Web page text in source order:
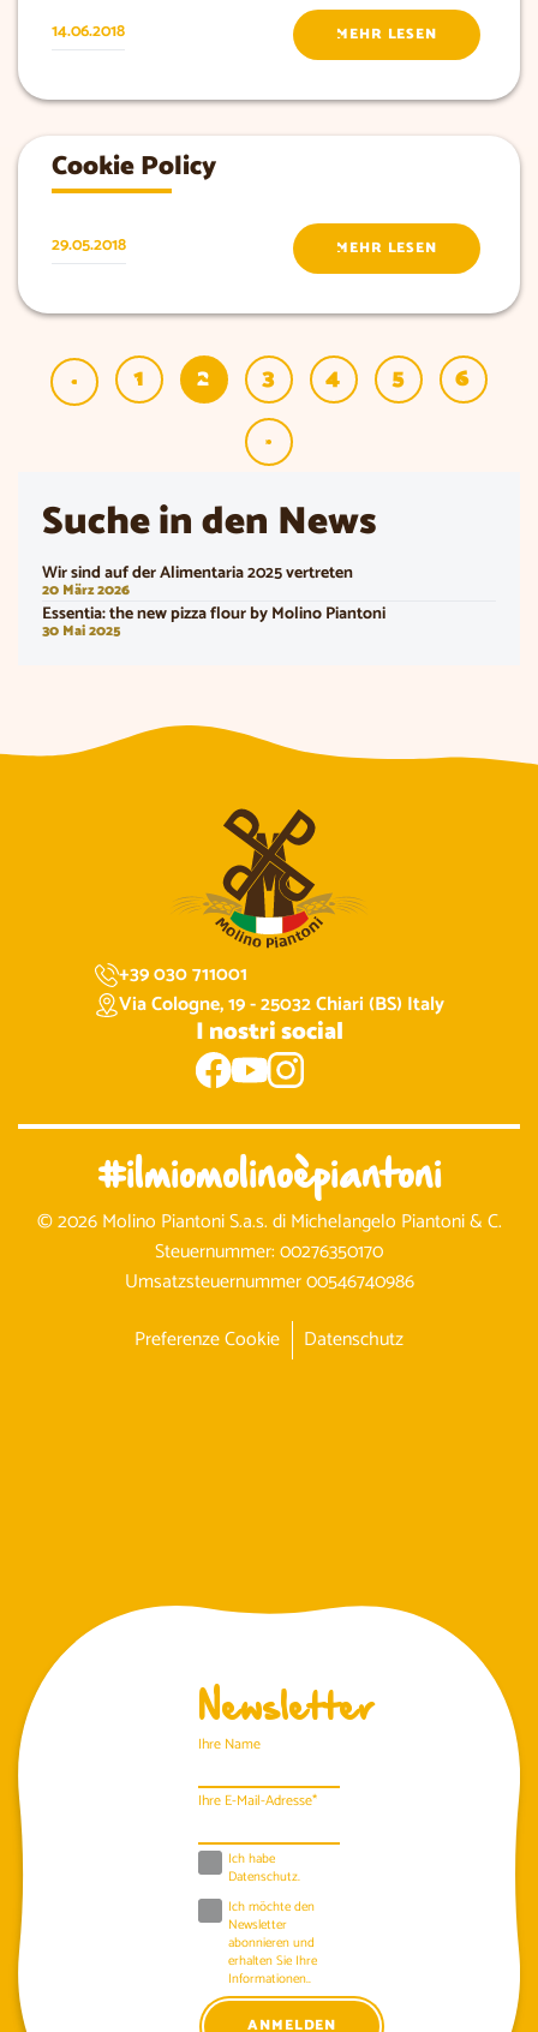
14.06.2018 MEHR LESEN
Cookie Policy
29.05.2018 MEHR LESEN
« 1 2 3 4 5 6
»
Suche in den News
Wir sind auf der Alimentaria 2025 vertreten
20 März 2026
Essentia: the new pizza flour by Molino Piantoni
30 Mai 2025
+39 030 711001
Via Cologne, 19 - 25032 Chiari (BS) Italy
I nostri social
#ilmiomolinoèpiantoni
© 2026 Molino Piantoni S.a.s. di Michelangelo Piantoni & C.
Steuernummer: 00276350170
Umsatzsteuernummer 00546740986
Preferenze Cookie
Datenschutz
Newsletter
Ihre Name
Ihre E-Mail-Adresse*
Ich habe
Datenschutz.
Ich möchte den
Newsletter
abonnieren und
erhalten Sie Ihre
Informationen..